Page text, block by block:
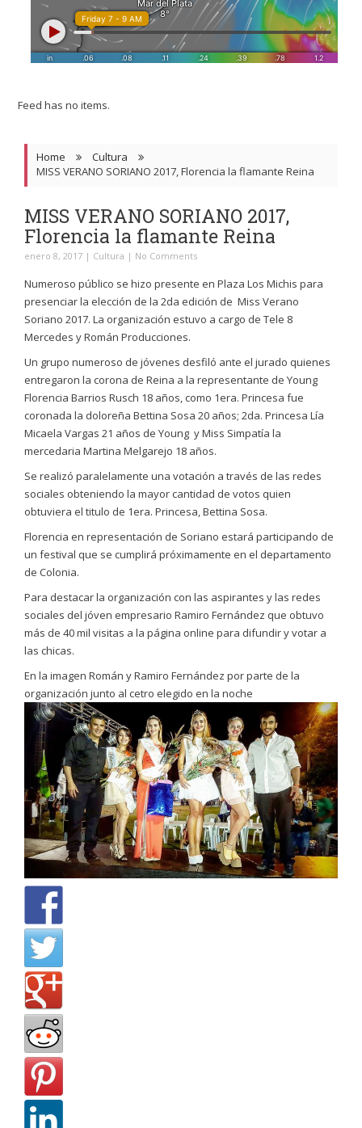
Feed has no items.
Home
Cultura
MISS VERANO SORIANO 2017, Florencia la flamante Reina
MISS VERANO SORIANO 2017,
Florencia la flamante Reina
enero 8, 2017 | Cultura | No Comments
Numeroso público se hizo presente en Plaza Los Michis para
presenciar la elección de la 2da edición de Miss Verano
Soriano 2017. La organización estuvo a cargo de Tele 8
Mercedes y Román Producciones.
Un grupo numeroso de jóvenes desfiló ante el jurado quienes
entregaron la corona de Reina a la representante de Young
Florencia Barrios Rusch 18 años, como 1era. Princesa fue
coronada la doloreña Bettina Sosa 20 años; 2da. Princesa Lía
Micaela Vargas 21 años de Young y Miss Simpatía la
mercedaria Martina Melgarejo 18 años.
Se realizó paralelamente una votación a través de las redes
sociales obteniendo la mayor cantidad de votos quien
obtuviera el titulo de 1era. Princesa, Bettina Sosa.
Florencia en representación de Soriano estará participando de
un festival que se cumplirá próximamente en el departamento
de Colonia.
Para destacar la organización con las aspirantes y las redes
sociales del jóven empresario Ramiro Fernández que obtuvo
más de 40 mil visitas a la página online para difundir y votar a
las chicas.
En la imagen Román y Ramiro Fernández por parte de la
organización junto al cetro elegido en la noche